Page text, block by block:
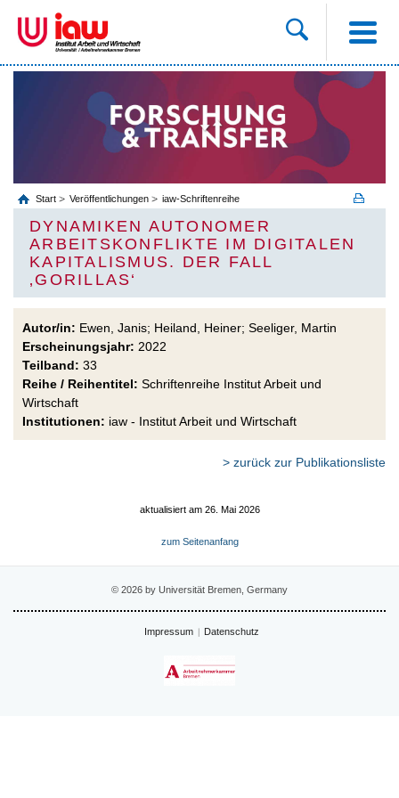
Start Veröffentlichungen iaw-Schriftenreihe
DYNAMIKEN AUTONOMER
ARBEITSKONFLIKTE IM DIGITALEN
KAPITALISMUS. DER FALL
‚GORILLAS‘
Autor/in: Ewen, Janis; Heiland, Heiner; Seeliger, Martin
Erscheinungsjahr: 2022
Teilband: 33
Reihe / Reihentitel: Schriftenreihe Institut Arbeit und
Wirtschaft
Institutionen: iaw - Institut Arbeit und Wirtschaft
> zurück zur Publikationsliste
aktualisiert am 26. Mai 2026
zum Seitenanfang
© 2026 by Universität Bremen, Germany
Impressum Datenschutz